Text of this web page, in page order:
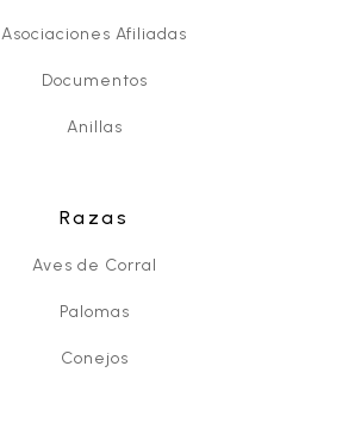
Asociaciones Afiliadas
Documentos
Anillas
Razas
Aves de Corral
Palomas
Conejos